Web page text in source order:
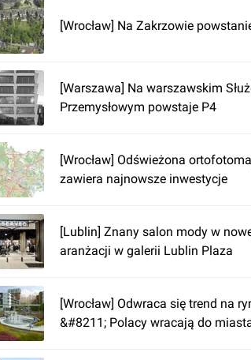
[Wrocław] Na Zakrzowie
[Warszawa] Na warszawskim
Przemysłowym powstaje P4
[Wrocław] Odświeżona
zawiera najnowsze inwestycje
[Lublin] Znany salon mody w
aranżacji w galerii Lublin Plaza
[Wrocław] Odwraca się trend na
&#8211; Polacy wracają do